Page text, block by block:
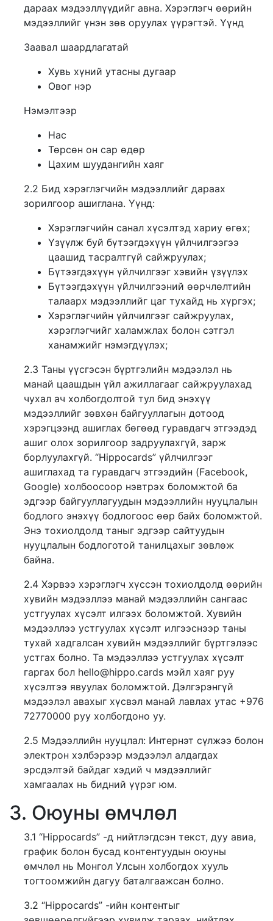
дараах мэдээллүүдийг авна. Хэрэглэгч өөрийн
мэдээллийг үнэн зөв оруулах үүрэгтэй. Үүнд
Заавал шаардлагатай
Хувь хүний утасны дугаар
Овог нэр
Нэмэлтээр
Нас
Төрсөн он сар өдөр
Цахим шуудангийн хаяг
2.2 Бид хэрэглэгчийн мэдээллийг дараах
зорилгоор ашиглана. Үүнд:
Хэрэглэгчийн санал хүсэлтэд хариу өгөх;
Үзүүлж буй бүтээгдэхүүн үйлчилгээгээ
цаашид тасралтгүй сайжруулах;
Бүтээгдэхүүн үйлчилгээг хэвийн үзүүлэх
Бүтээгдэхүүн үйлчилгээний өөрчлөлтийн
талаарх мэдээллийг цаг тухайд нь хүргэх;
Хэрэглэгчийн үйлчилгээг сайжруулах,
хэрэглэгчийг халамжлах болон сэтгэл
ханамжийг нэмэгдүүлэх;
2.3 Таны үүсгэсэн бүртгэлийн мэдээлэл нь
манай цаашдын үйл ажиллагааг сайжруулахад
чухал ач холбогдолтой тул бид энэхүү
мэдээллийг зөвхөн байгууллагын дотоод
хэрэгцээнд ашиглах бөгөөд гуравдагч этгээдэд
ашиг олох зорилгоор задруулахгүй, зарж
борлуулахгүй. “Hippocards” үйлчилгээг
ашиглахад та гуравдагч этгээдийн (Facebook,
Google) холбоосоор нэвтрэх боломжтой ба
эдгээр байгууллагуудын мэдээллийн нууцлалын
бодлого энэхүү бодлогоос өөр байх боломжтой.
Энэ тохиолдолд таныг эдгээр сайтуудын
нууцлалын бодлоготой танилцахыг зөвлөж
байна.
2.4 Хэрвээ хэрэглэгч хүссэн тохиолдолд өөрийн
хувийн мэдээллээ манай мэдээллийн сангаас
устгуулах хүсэлт илгээх боломжтой. Хувийн
мэдээллээ устгуулах хүсэлт илгээснээр таны
тухай хадгалсан хувийн мэдээллийг бүртгэлээс
устгах болно. Та мэдээллээ устгуулах хүсэлт
гаргах бол hello@hippo.cards мэйл хаяг руу
хүсэлтээ явуулах боломжтой. Дэлгэрэнгүй
мэдээлэл авахыг хүсвэл манай лавлах утас +976
72770000 руу холбогдоно уу.
2.5 Мэдээллийн нууцлал: Интернэт сүлжээ болон
электрон хэлбэрээр мэдээлэл алдагдах
эрсдэлтэй байдаг хэдий ч мэдээллийг
хамгаалах нь бидний үүрэг юм.
3. Оюуны өмчлөл
3.1 “Hippocards” -д нийтлэгдсэн текст, дуу авиа,
график болон бусад контентуудын оюуны
өмчлөл нь Монгол Улсын холбогдох хууль
тогтоомжийн дагуу баталгаажсан болно.
3.2 “Hippocards” -ийн контентыг